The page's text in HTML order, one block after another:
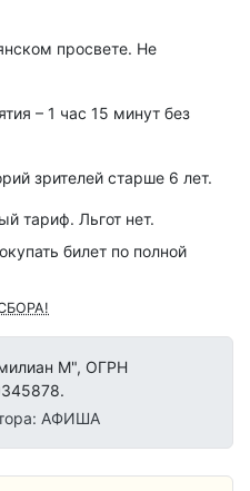
просвете. Не
– 1 час 15 минут без
зрителей старше 6 лет.
тариф. Льгот нет.
билет по полной
М", ОГРН
АФИША